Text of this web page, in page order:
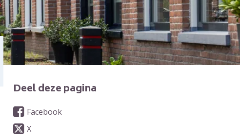
Deel deze pagina
Facebook
X